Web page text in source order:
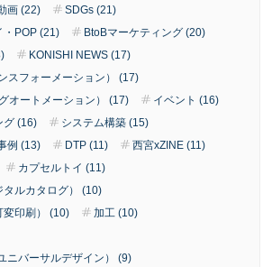
画 (22)
SDGs (21)
・POP (21)
BtoBマーケティング (20)
KONISHI NEWS (17)
スフォーメーション） (17)
オートメーション） (17)
イベント (16)
グ (16)
システム構築 (15)
例 (13) DTP (11)
西宮xZINE (11)
カプセルトイ (11)
タルカタログ） (10)
変印刷） (10)
加工 (10)
ニバーサルデザイン） (9)